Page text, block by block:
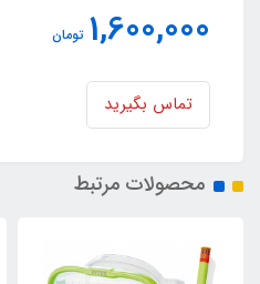
1,600,000 تومان
تماس بگیرید
محصولات مرتبط